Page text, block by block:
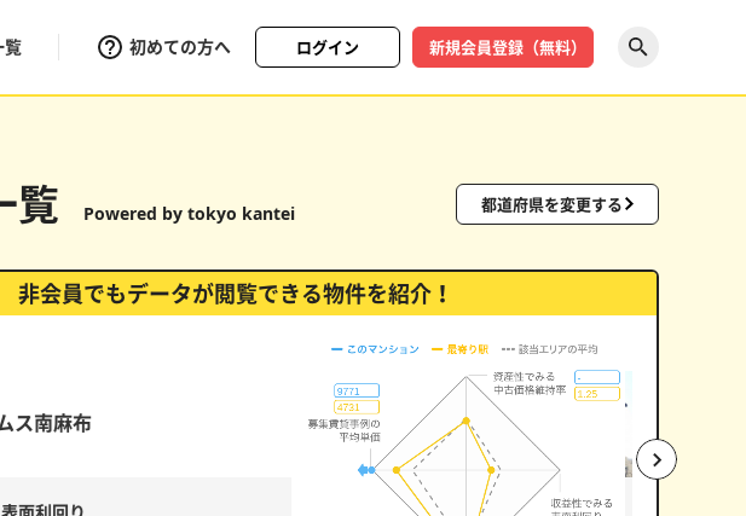
覧 初めての方へ ログイン 新規会員登録（無料）
覧 Powered by tokyo kantei 都道府県を変更する
非会員でもデータが閲覧できる物件を紹介！
クタワー目黒
黒ヒルトップウォーク）
上昇 表面利回り